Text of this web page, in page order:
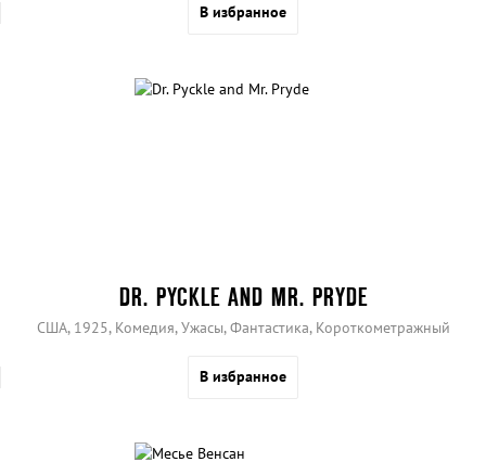
В избранное
DR. PYCKLE AND MR. PRYDE
США, 1925, Комедия, Ужасы, Фантастика, Короткометражный
В избранное